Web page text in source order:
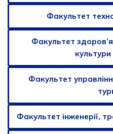
Факультет
Факультет
Факультет
Факультет інженерії,